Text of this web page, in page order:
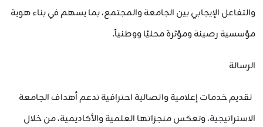
والتفاعل الإيجابي بين الجامعة والمجتمع، بما يسهم في بناء هوية
مؤسسية رصينة ومؤثرة محليًا ووطنياً.
الرسالة
تقديم خدمات إعلامية واتصالية احترافية تدعم أهداف الجامعة
الاستراتيجية، وتعكس منجزاتها العلمية والأكاديمية، من خلال